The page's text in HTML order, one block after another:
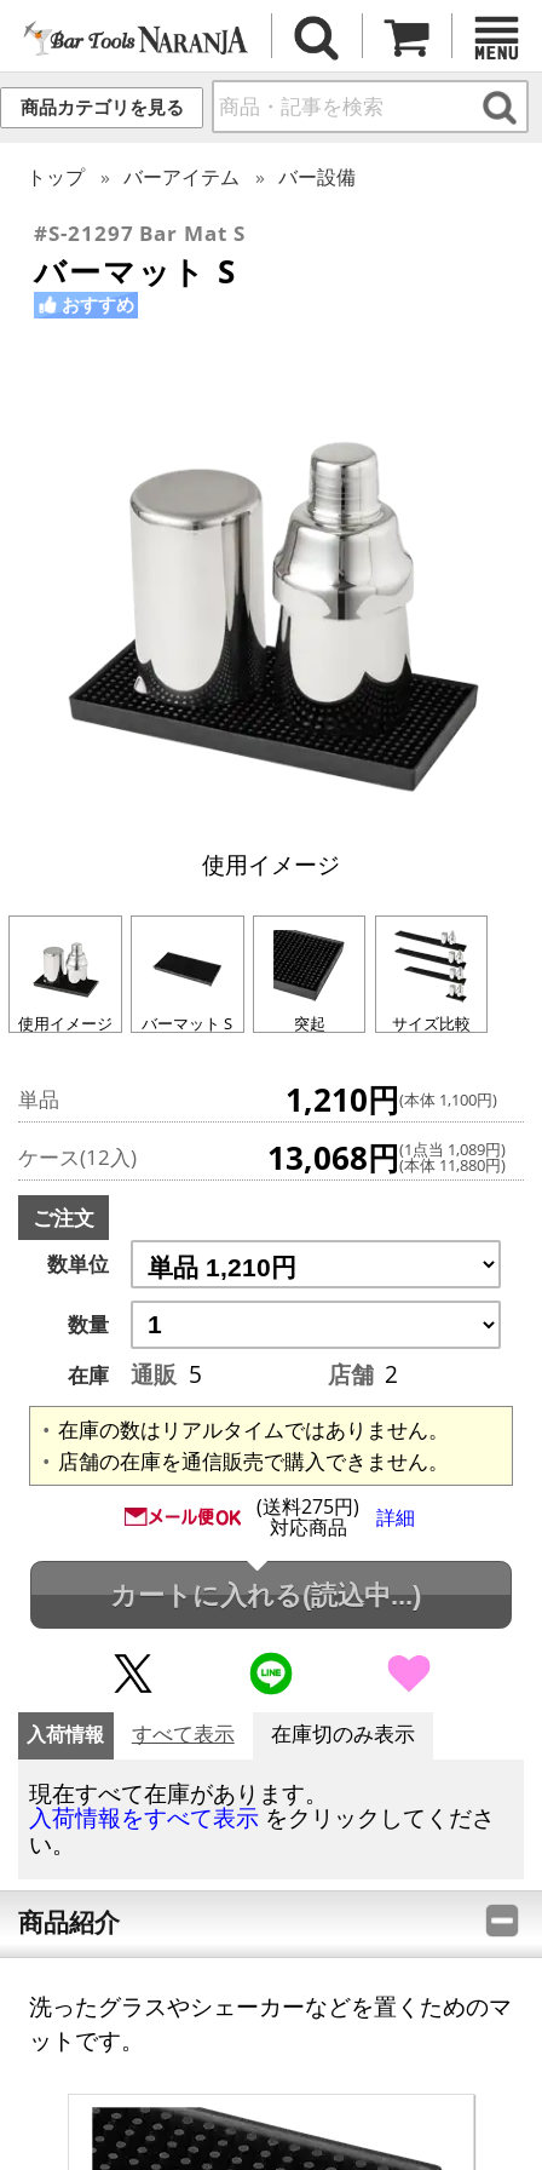
商品カテゴリを見る
トップ バーアイテム バー設備
#S-21297 Bar Mat S
バーマット S
おすすめ
使用イメージ
使用イメージ バーマット S 突起 サイズ比較
単品 1,210円(本体 1,100円)
ケース(12入) 13,068円(1点当 1,089円)
(本体 11,880円)
ご注文
数単位
数量
在庫
通販 5 店舗 2
在庫の数はリアルタイムではありません。
店舗の在庫を通信販売で購入できません。
(送料275円)
対応商品 詳細
カートに入れる(読込中...)
入荷情報 すべて表示 在庫切のみ表示
現在すべて在庫があります。
入荷情報をすべて表示 をクリックしてくださ
い。
商品紹介
洗ったグラスやシェーカーなどを置くためのマ
ットです。